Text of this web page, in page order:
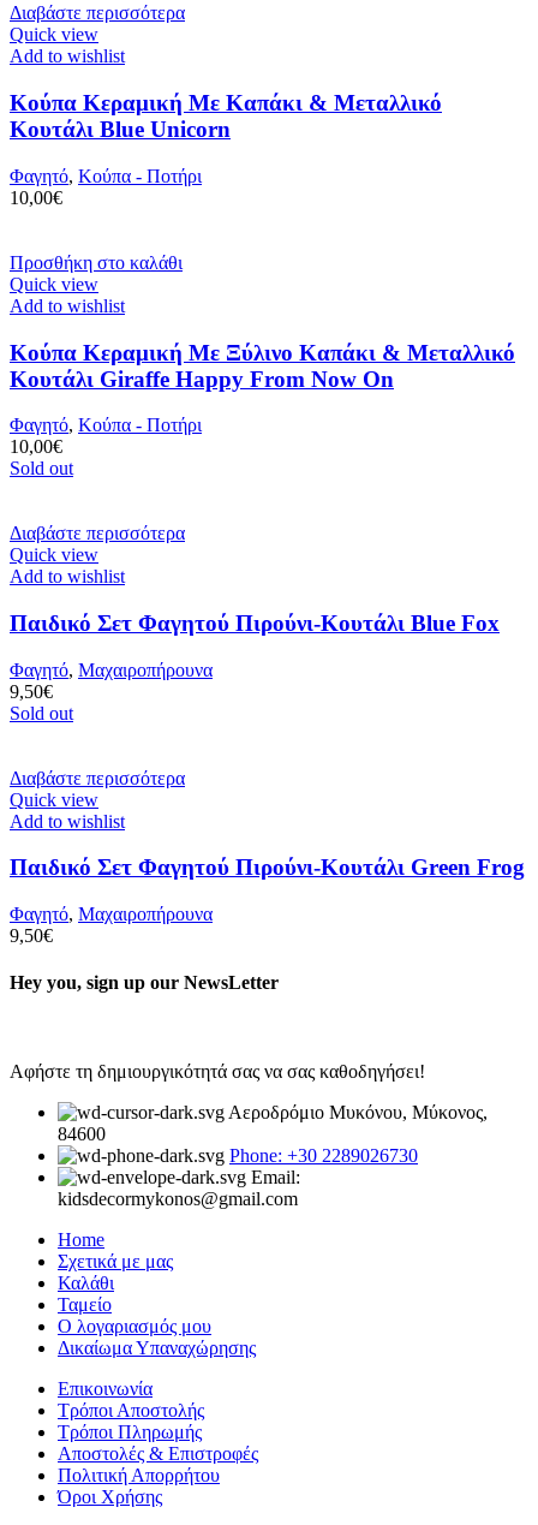
Διαβάστε περισσότερα
Quick view
Add to wishlist
Κούπα Κεραμική Με Καπάκι & Μεταλλικό
Κουτάλι Blue Unicorn
Φαγητό, Κούπα - Ποτήρι
10,00€
Προσθήκη στο καλάθι
Quick view
Add to wishlist
Κούπα Κεραμική Με Ξύλινο Καπάκι & Μεταλλικό
Κουτάλι Giraffe Happy From Now On
Φαγητό, Κούπα - Ποτήρι
10,00€
Sold out
Διαβάστε περισσότερα
Quick view
Add to wishlist
Παιδικό Σετ Φαγητού Πιρούνι-Κουτάλι Blue Fox
Φαγητό, Μαχαιροπήρουνα
9,50€
Sold out
Διαβάστε περισσότερα
Quick view
Add to wishlist
Παιδικό Σετ Φαγητού Πιρούνι-Κουτάλι Green Frog
Φαγητό, Μαχαιροπήρουνα
9,50€
Hey you, sign up our NewsLetter
Αφήστε τη δημιουργικότητά σας να σας καθοδηγήσει!
Αεροδρόμιο Μυκόνου, Μύκονος,
84600
Phone: +30 2289026730
Email:
kidsdecormykonos@gmail.com
Home
Σχετικά με μας
Καλάθι
Ταμείο
Ο λογαριασμός μου
Δικαίωμα Υπαναχώρησης
Επικοινωνία
Τρόποι Αποστολής
Τρόποι Πληρωμής
Αποστολές & Επιστροφές
Πολιτική Απορρήτου
Όροι Χρήσης